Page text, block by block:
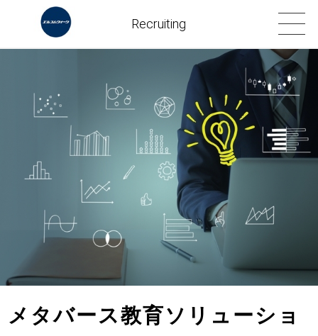
Recruiting
メタバース教育ソリューショ